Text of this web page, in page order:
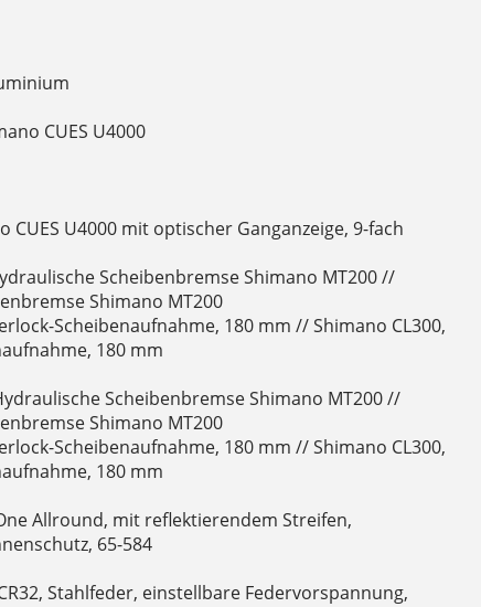
CUES U4000
CUES U4000 mit optischer Ganganzeige, 9-fach
Scheibenbremse Shimano MT200 //
Shimano MT200
Scheibenaufnahme, 180 mm // Shimano CL300,
180 mm
Scheibenbremse Shimano MT200 //
Shimano MT200
Scheibenaufnahme, 180 mm // Shimano CL300,
180 mm
Allround, mit reflektierendem Streifen,
65-584
Stahlfeder, einstellbare Federvorspannung,